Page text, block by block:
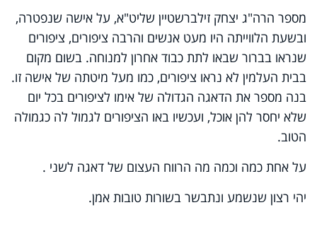
מספר הרה"ג יצחק זילברשטיין שליט"א, על אישה שנפטרה,
ובשעת הלווייתה היו מעט אנשים והרבה ציפורים, ציפורים
שנראו בברור שבאו לתת כבוד אחרון למנוחה. בשום מקום
בבית העלמין לא נראו ציפורים, כמו מעל מיטתה של אישה זו.
בנה מספר את הדאגה הגדולה של אימו לציפורים בכל יום
שלא יחסר להן אוכל, ועכשיו באו הציפורים לגמול לה כגמולה
הטוב.
על אחת כמה וכמה מה הרווח העצום של דאגה לשני .
יהי רצון שנשמע ונתבשר בשורות טובות אמן.